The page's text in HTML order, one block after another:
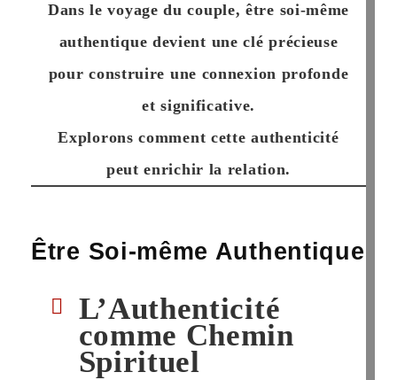
Dans le voyage du couple, être soi-même
authentique devient une clé précieuse
pour construire une connexion profonde
et significative.
Explorons comment cette authenticité
peut enrichir la relation.
Être Soi-même Authentique
L’Authenticité
comme Chemin
Spirituel